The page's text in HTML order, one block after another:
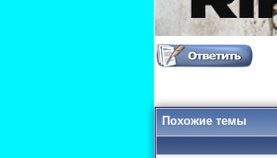
Похожие темы